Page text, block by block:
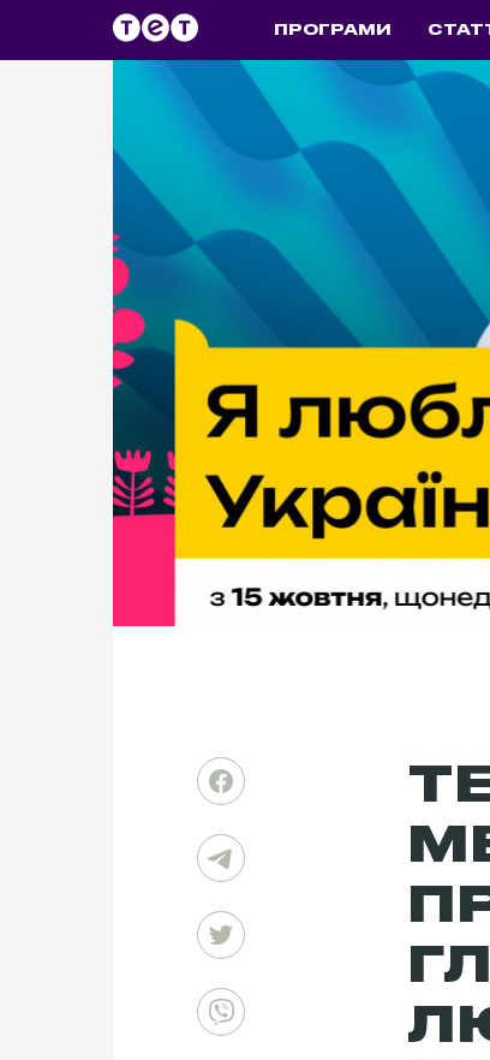
ПРОГРАМИ